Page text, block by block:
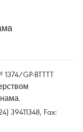
GP-BTTTT
39411348, Fax: